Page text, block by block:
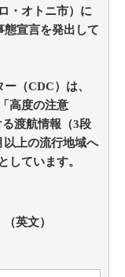
・オトニ市）に
態宣言を発出して
（CDC）は、
高度の注意
る渡航情報（3段
以上の流行地域へ
しています。
英文）